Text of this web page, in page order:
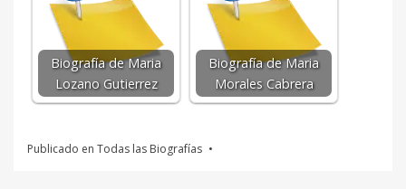
Biografía de Maria
Lozano Gutierrez
Biografía de Maria
Morales Cabrera
Publicado en Todas las Biografías